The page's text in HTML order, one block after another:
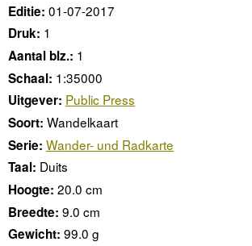
Editie: 01-07-2017
Druk: 1
Aantal blz.: 1
Schaal: 1:35000
Uitgever: Public Press
Soort: Wandelkaart
Serie: Wander- und Radkarte
Taal: Duits
Hoogte: 20.0 cm
Breedte: 9.0 cm
Gewicht: 99.0 g